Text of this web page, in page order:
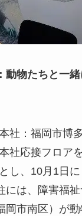
動物たちと一緒
社：福岡市博
社応接フロア
し、10月1日
には、障害福
岡市南区）が